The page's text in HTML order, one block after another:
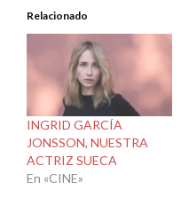
Relacionado
INGRID GARCÍA
JONSSON, NUESTRA
ACTRIZ SUECA
En «CINE»